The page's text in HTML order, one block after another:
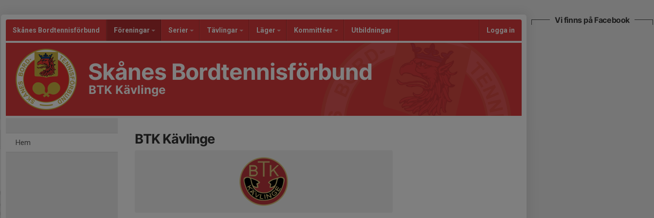
Skånes Bordtennisförbund Föreningar Serier Tävlingar Läger Kommittéer Utbildningar Logga in
Skånes Bordtennisförbund
BTK Kävlinge
Hem BTK Kävlinge
Vi finns på Facebook